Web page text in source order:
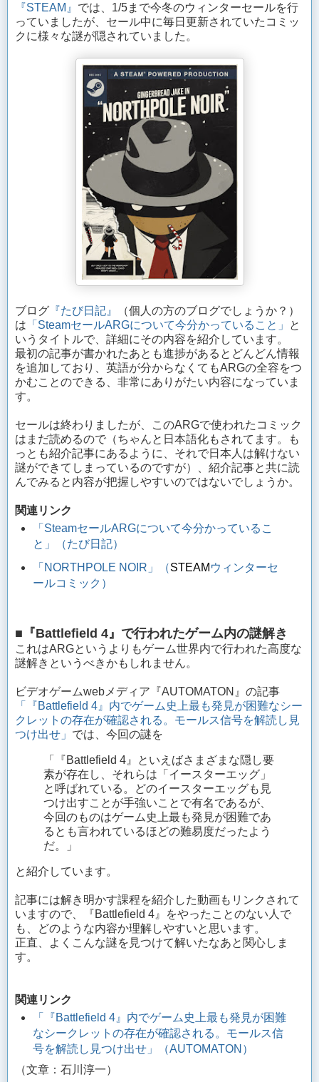
『STEAM』 では、1/5まで今冬のウィンターセールを行
っていましたが、セール中に毎日更新されていたコミッ
クに様々な謎が隠されていました。
ブログ 『たび日記』
（個人の方のブログでしょうか？）
は 「SteamセールARGについて今分かっていること」
と
いうタイトルで、詳細にその内容を紹介しています。
最初の記事が書かれたあとも進捗があるとどんどん情報
を追加しており、英語が分からなくてもARGの全容をつ
かむことのできる、非常にありがたい内容になっていま
す。
セールは終わりましたが、このARGで使われたコミック
はまだ読めるので（ちゃんと日本語化もされてます。も
っとも紹介記事にあるように、それで日本人は解けない
謎ができてしまっているのですが）、紹介記事と共に読
んでみると内容が把握しやすいのではないでしょうか。
関連リンク
「SteamセールARGについて今分かっているこ
と」（たび日記）
「NORTHPOLE NOIR」（STEAM ウィンターセ
ールコミック）
■『Battlefield 4』で行われたゲーム内の謎解き
これはARGというよりもゲーム世界内で行われた高度な
謎解きというべきかもしれません。
ビデオゲームwebメディア『AUTOMATON』の記事
「『Battlefield 4』内でゲーム史上最も発見が困難なシー
クレットの存在が確認される。モールス信号を解読し見
つけ出せ」 では、今回の謎を
「『Battlefield 4』といえばさまざまな隠し要
素が存在し、それらは「イースターエッグ」
と呼ばれている。どのイースターエッグも見
つけ出すことが手強いことで有名であるが、
今回のものはゲーム史上最も発見が困難であ
るとも言われているほどの難易度だったよう
だ。」
と紹介しています。
記事には解き明かす課程を紹介した動画もリンクされて
いますので、『Battlefield 4』をやったことのない人で
も、どのような内容か理解しやすいと思います。
正直、よくこんな謎を見つけて解いたなあと関心しま
す。
関連リンク
「『Battlefield 4』内でゲーム史上最も発見が困難
なシークレットの存在が確認される。モールス信
号を解読し見つけ出せ」（AUTOMATON）
（文章：石川淳一）